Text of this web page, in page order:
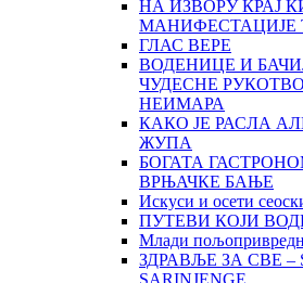
НА ИЗВОРУ КРАЈ
МАНИФЕСТАЦИЈЕ
ГЛАС ВЕРЕ
ВОДЕНИЦЕ И
ЧУДЕСНЕ
НЕИМАРА
КАКО ЈЕ РАСЛА
ЖУПА
БОГАТА
ВРЊАЧКЕ БАЊЕ
Искуси и осети
ПУТЕВИ КОЈИ
Млади
ЗДРАВЉЕ ЗА СВЕ –
SARINJENGE